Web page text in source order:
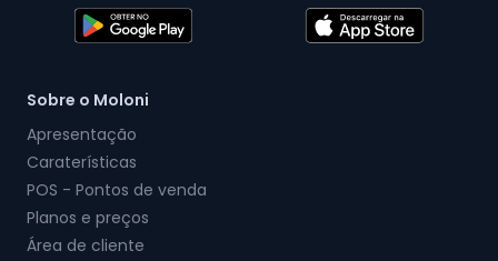
Sobre o Moloni
Apresentação
Caraterísticas
POS - Pontos de venda
Planos e preços
Área de cliente